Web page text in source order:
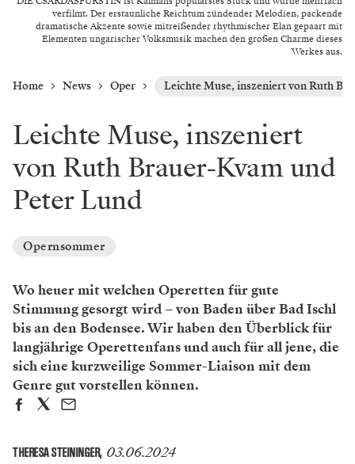
verfilmt. Der erstaunliche Reichtum zündender Melodien, packende
dramatische Akzente sowie mitreißender rhythmischer Elan gepaart mit
Elementen ungarischer Volksmusik machen den großen Charme dieses
Werkes aus.
Home News Oper Leichte Muse, inszeniert von Ruth
Leichte Muse, inszeniert
von Ruth Brauer-Kvam und
Peter Lund
Opernsommer
Wo heuer mit welchen Operetten für gute
Stimmung gesorgt wird – von Baden über Bad Ischl
bis an den Bodensee. Wir haben den Überblick für
langjährige Operettenfans und auch für all jene, die
sich eine kurzweilige Sommer-Liaison mit dem
Genre gut vorstellen können.
THERESA STEININGER, 03.06.2024